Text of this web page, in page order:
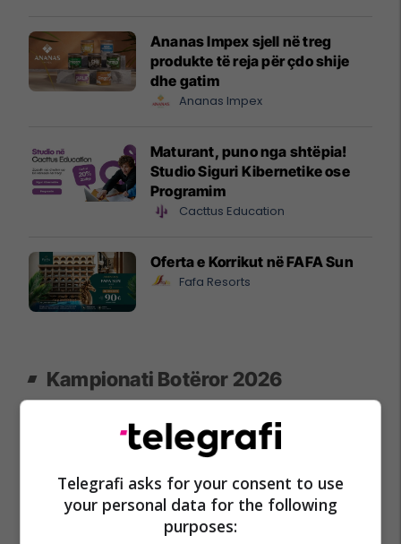
Ananas Impex sjell në treg
produkte të reja për çdo shije
dhe gatim
Ananas Impex
Maturant, puno nga shtëpia!
Studio Siguri Kibernetike ose
Programim
Cacttus Education
Oferta e Korrikut në FAFA Sun
Fafa Resorts
Kampionati Botëror 2026
Telegrafi asks for your consent to use
your personal data for the following
purposes: